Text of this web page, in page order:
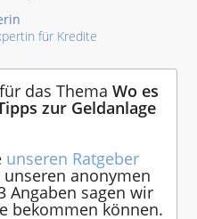
für Kredite
das ThemaWo es
zur Geldanlage
unseren Ratgeber
anonymen
Angaben sagen wir
bekommen können.